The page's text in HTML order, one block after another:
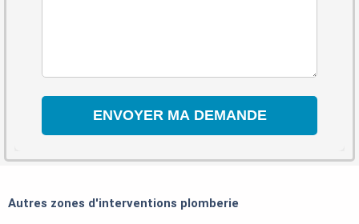
Autres zones d'interventions plomberie